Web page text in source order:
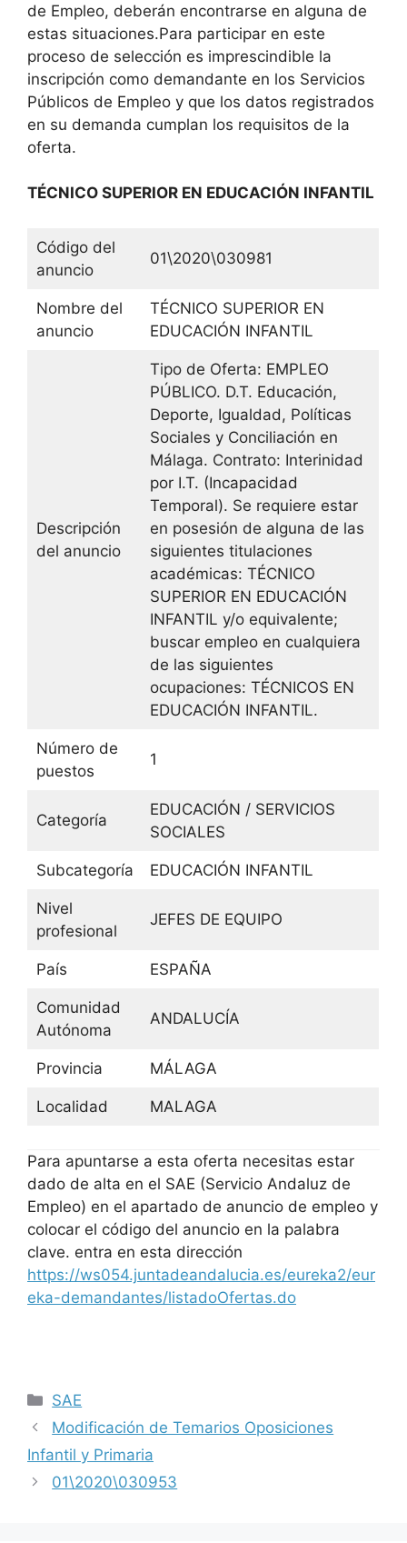
de Empleo, deberán encontrarse en alguna de
estas situaciones.Para participar en este
proceso de selección es imprescindible la
inscripción como demandante en los Servicios
Públicos de Empleo y que los datos registrados
en su demanda cumplan los requisitos de la
oferta.
TÉCNICO SUPERIOR EN EDUCACIÓN INFANTIL
Código del
anuncio
01\2020\030981
Nombre del
anuncio
TÉCNICO SUPERIOR EN
EDUCACIÓN INFANTIL
Descripción
del anuncio
Tipo de Oferta: EMPLEO
PÚBLICO. D.T. Educación,
Deporte, Igualdad, Políticas
Sociales y Conciliación en
Málaga. Contrato: Interinidad
por I.T. (Incapacidad
Temporal). Se requiere estar
en posesión de alguna de las
siguientes titulaciones
académicas: TÉCNICO
SUPERIOR EN EDUCACIÓN
INFANTIL y/o equivalente;
buscar empleo en cualquiera
de las siguientes
ocupaciones: TÉCNICOS EN
EDUCACIÓN INFANTIL.
Número de
puestos
1
Categoría
EDUCACIÓN / SERVICIOS
SOCIALES
Subcategoría EDUCACIÓN INFANTIL
Nivel
profesional
JEFES DE EQUIPO
País ESPAÑA
Comunidad
Autónoma
ANDALUCÍA
Provincia MÁLAGA
Localidad MALAGA
Para apuntarse a esta oferta necesitas estar
dado de alta en el SAE (Servicio Andaluz de
Empleo) en el apartado de anuncio de empleo y
colocar el código del anuncio en la palabra
clave. entra en esta dirección
https://ws054.juntadeandalucia.es/eureka2/eur
eka-demandantes/listadoOfertas.do
SAE
Modificación de Temarios Oposiciones
Infantil y Primaria
01\2020\030953